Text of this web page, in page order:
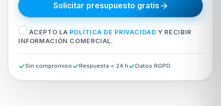
Solicitar presupuesto gratis
ACEPTO LA POLÍTICA DE PRIVACIDAD Y RECIBIR
INFORMACIÓN COMERCIAL.
Sin compromiso Respuesta < 24 h Datos RGPD